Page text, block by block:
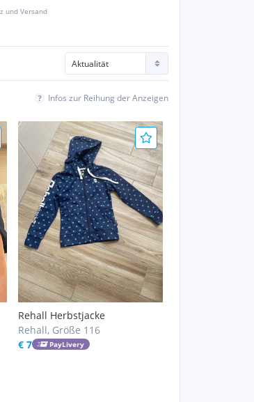
und Versand
Infos zur Reihung der Anzeigen
Rehall Herbstjacke
Rehall, Größe 116
€ 7
PayLivery